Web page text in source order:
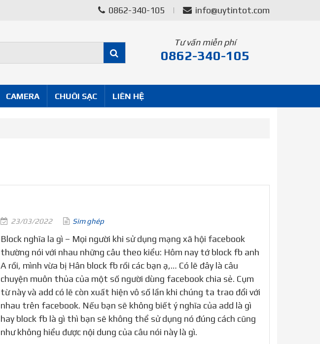
0862-340-105 info@uytintot.com
Tư vấn miễn phí
0862-340-105
CAMERA CHUÔI SẠC LIÊN HỆ
23/03/2022 Sim ghép
Block nghĩa la gì – Mọi người khi sử dụng mạng xã hội facebook
thường nói với nhau những câu theo kiểu: Hôm nay tớ block fb anh
A rồi, mình vừa bị Hân block fb rồi các bạn ạ,… Có lẽ đây là câu
chuyện muôn thủa của một số người dùng facebook chia sẻ. Cụm
từ này và add có lẽ còn xuất hiện vô số lần khi chúng ta trao đổi với
nhau trên facebook. Nếu bạn sẽ không biết ý nghĩa của add là gì
hay block fb là gì thì bạn sẽ không thể sử dụng nó đúng cách cũng
như không hiểu được nội dung của câu nói này là gì.